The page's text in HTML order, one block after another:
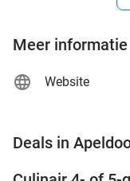
Meer informatie
Website
Deals in